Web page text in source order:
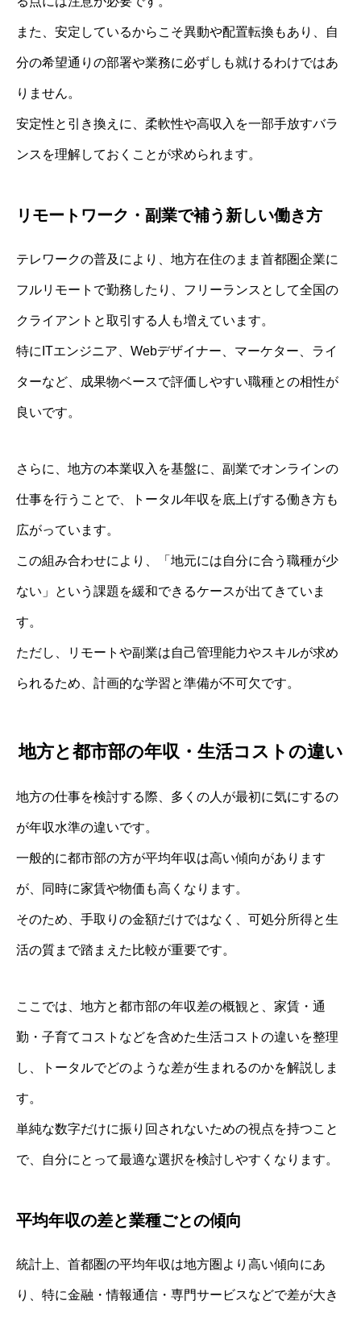
また、安定しているからこそ異動や配置転換もあり、自
分の希望通りの部署や業務に必ずしも就けるわけではあ
りません。
安定性と引き換えに、柔軟性や高収入を一部手放すバラ
ンスを理解しておくことが求められます。
リモートワーク・副業で補う新しい働き方
テレワークの普及により、地方在住のまま首都圏企業に
フルリモートで勤務したり、フリーランスとして全国の
クライアントと取引する人も増えています。
特にITエンジニア、Webデザイナー、マーケター、ライ
ターなど、成果物ベースで評価しやすい職種との相性が
良いです。
さらに、地方の本業収入を基盤に、副業でオンラインの
仕事を行うことで、トータル年収を底上げする働き方も
広がっています。
この組み合わせにより、「地元には自分に合う職種が少
ない」という課題を緩和できるケースが出てきていま
す。
ただし、リモートや副業は自己管理能力やスキルが求め
られるため、計画的な学習と準備が不可欠です。
地方と都市部の年収・生活コストの違い
地方の仕事を検討する際、多くの人が最初に気にするの
が年収水準の違いです。
一般的に都市部の方が平均年収は高い傾向があります
が、同時に家賃や物価も高くなります。
そのため、手取りの金額だけではなく、可処分所得と生
活の質まで踏まえた比較が重要です。
ここでは、地方と都市部の年収差の概観と、家賃・通
勤・子育てコストなどを含めた生活コストの違いを整理
し、トータルでどのような差が生まれるのかを解説しま
す。
単純な数字だけに振り回されないための視点を持つこと
で、自分にとって最適な選択を検討しやすくなります。
平均年収の差と業種ごとの傾向
統計上、首都圏の平均年収は地方圏より高い傾向にあ
り、特に金融・情報通信・専門サービスなどで差が大き